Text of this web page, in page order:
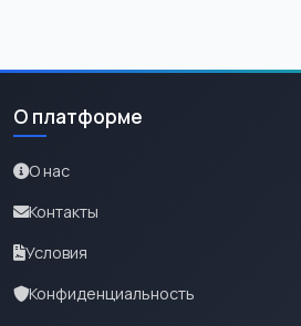
О платформе
О нас
Контакты
Условия
Конфиденциальность